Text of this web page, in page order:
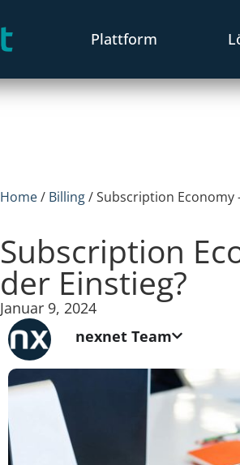
Plattform
Home/ Billing/Subscription Economy
Subscription
der Einstieg?
Januar 9, 2024
nexnet Team